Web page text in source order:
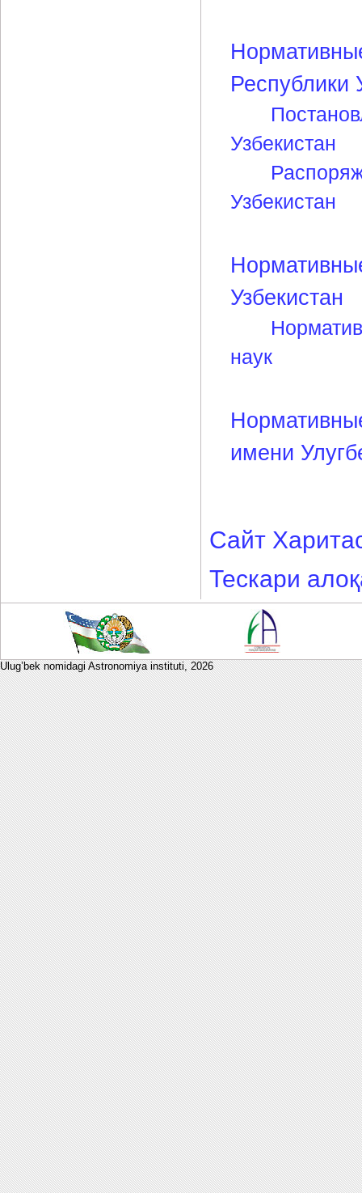
Республики
Узбекистан
Узбекистан
Узбекистан
наук
имени
Сайт
Тескари
Ulug’bek nomidagi Astronomiya instituti,2026